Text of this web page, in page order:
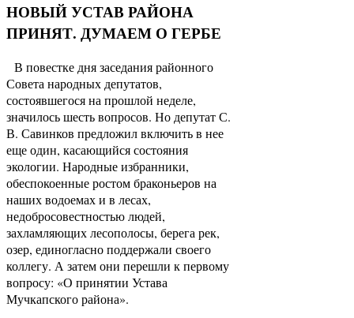
НОВЫЙ УСТАВ РАЙОНА
ПРИНЯТ. ДУМАЕМ О ГЕРБЕ
В повестке дня заседания районного
Совета народных депутатов,
состоявшегося на прошлой неделе,
значилось шесть вопросов. Но депутат С.
В. Савинков предложил включить в нее
еще один, касающийся состояния
экологии. Народные избранники,
обеспокоенные ростом браконьеров на
наших водоемах и в лесах,
недобросовестностью людей,
захламляющих лесополосы, берега рек,
озер, единогласно поддержали своего
коллегу. А затем они перешли к первому
вопросу: «О принятии Устава
Мучкапского района».